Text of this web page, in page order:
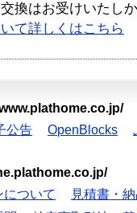
換はお受けいたし
て詳しくはこちら
公告 OpenBlocks
ついて
見積書・